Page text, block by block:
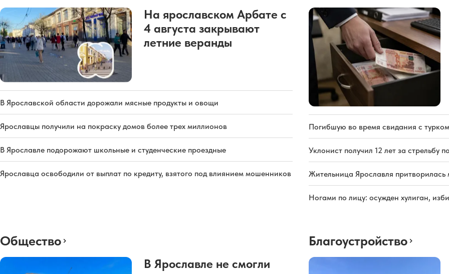
На ярославском Арбате с
4 августа закрывают
летние веранды
В Ярославской области дорожали мясные продукты и овощи
Ярославцы получили на покраску домов более трех миллионов
В Ярославле подорожают школьные и студенческие проездные
Ярославца освободили от выплат по кредиту, взятого под влиянием мошенников
Погибшую во время свидания с
Уклонист получил 12 лет за стрельбу
Жительница Ярославля
Ногами по лицу: осужден хулиган,
Общество
В Ярославле не смогли
Благоустройство